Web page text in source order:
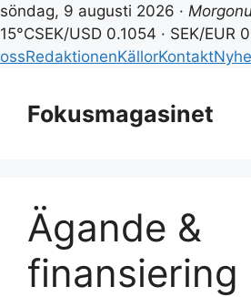
söndag, 9 augusti 2026 ·
15°CSEK/USD 0.1054 · SEK/EUR
ossRedaktionenKällorKontakt
innehållFokusmagasinet
Ägande &
finansiering